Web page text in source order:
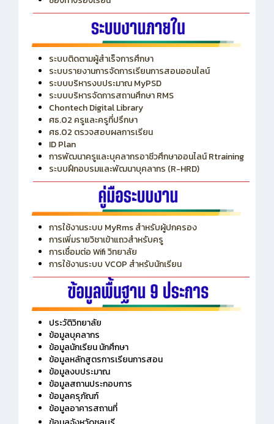
แสดงความคิดเห็น
ช่องทางร้องเรียน
ระบบติดตามผู้สำเร็จการศึกษา
ระบบรายงานการจัดการเรียนการสอนออนไลน์
ระบบบริหารงบประมาณ MyPSD
ระบบบริหารจัดการสถานศึกษา RMS
Chontech Digital Library
ศธ.02 ครูและครูที่ปรึกษา
ศธ.02 ตรวจสอบผลการเรียน
ID Plan
การพัฒนาครูและบุคลากรอาชีวศึกษาออนไลน์ Rtraining
ระบบฝึกอบรมและพัฒนาบุคลากร (R-HRD)
การใช้งานระบบ MyRms สำหรับผู้ปกครอง
การเพิ่มรายวิชาเข้าแถวสำหรับครู
การเชื่อมต่อ Wifi วิทยาลัย
การใช้งานระบบ VCOP สำหรับนักเรียน
ประวัติวิทยาลัย
ข้อมูลบุคลากร
ข้อมูลนักเรียน นักศึกษา
ข้อมูลหลักสูตรการเรียนการสอน
ข้อมูลงบประมาณ
ข้อมูลสถานประกอบการ
ข้อมูลครุภัณฑ์